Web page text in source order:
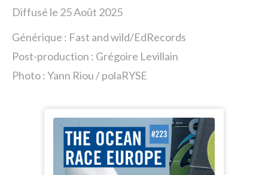
Diffusé le 25 Août 2025
Générique : Fast and wild/EdRecords
Post-production : Grégoire Levillain
Photo : Yann Riou / polaRYSE